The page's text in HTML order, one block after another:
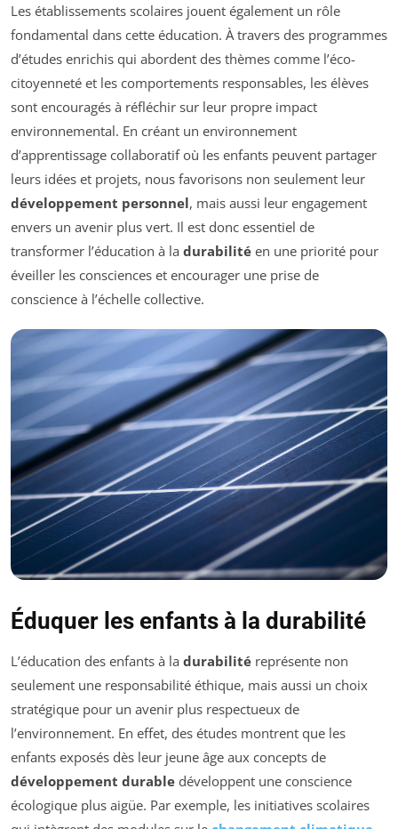
Les établissements scolaires jouent également un rôle
fondamental dans cette éducation. À travers des programmes
d’études enrichis qui abordent des thèmes comme l’éco-
citoyenneté et les comportements responsables, les élèves
sont encouragés à réfléchir sur leur propre impact
environnemental. En créant un environnement
d’apprentissage collaboratif où les enfants peuvent partager
leurs idées et projets, nous favorisons non seulement leur
développement personnel, mais aussi leur engagement
envers un avenir plus vert. Il est donc essentiel de
transformer l’éducation à la durabilité en une priorité pour
éveiller les consciences et encourager une prise de
conscience à l’échelle collective.
Éduquer les enfants à la durabilité
L’éducation des enfants à la durabilité représente non
seulement une responsabilité éthique, mais aussi un choix
stratégique pour un avenir plus respectueux de
l’environnement. En effet, des études montrent que les
enfants exposés dès leur jeune âge aux concepts de
développement durable développent une conscience
écologique plus aigüe. Par exemple, les initiatives scolaires